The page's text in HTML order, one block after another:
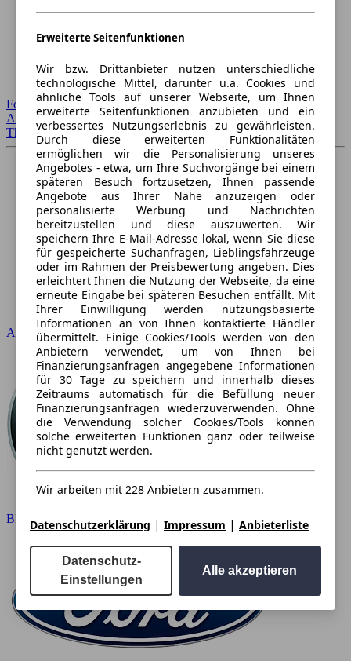
Forum Startseite
Alle Auto-Foren
Themen-Forum
Audi
BMW
Erweiterte Seitenfunktionen
Wir bzw. Drittanbieter nutzen unterschiedliche
technologische Mittel, darunter u.a. Cookies und
ähnliche Tools auf unserer Webseite, um Ihnen
erweiterte Seitenfunktionen anzubieten und ein
verbessertes Nutzungserlebnis zu gewährleisten.
Durch diese erweiterten Funktionalitäten
ermöglichen wir die Personalisierung unseres
Angebotes - etwa, um Ihre Suchvorgänge bei einem
späteren Besuch fortzusetzen, Ihnen passende
Angebote aus Ihrer Nähe anzuzeigen oder
personalisierte Werbung und Nachrichten
bereitzustellen und diese auszuwerten. Wir
speichern Ihre E-Mail-Adresse lokal, wenn Sie diese
für gespeicherte Suchanfragen, Lieblingsfahrzeuge
oder im Rahmen der Preisbewertung angeben. Dies
erleichtert Ihnen die Nutzung der Webseite, da eine
erneute Eingabe bei späteren Besuchen entfällt. Mit
Ihrer Einwilligung werden nutzungsbasierte
Informationen an von Ihnen kontaktierte Händler
übermittelt. Einige Cookies/Tools werden von den
Anbietern verwendet, um von Ihnen bei
Finanzierungsanfragen angegebene Informationen
für 30 Tage zu speichern und innerhalb dieses
Zeitraums automatisch für die Befüllung neuer
Finanzierungsanfragen wiederzuverwenden. Ohne
die Verwendung solcher Cookies/Tools können
solche erweiterten Funktionen ganz oder teilweise
nicht genutzt werden.
Wir arbeiten mit 228 Anbietern zusammen.
Datenschutzerklärung | Impressum | Anbieterliste
Datenschutz-
Einstellungen
Alle akzeptieren